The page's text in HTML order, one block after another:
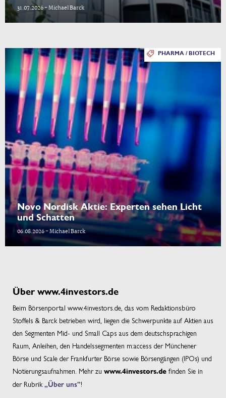
31.07.2026 - Michael Barck
PHARMA / BIOTECH
Novo Nordisk Aktie: Experten sehen Licht
und Schatten
06.08.2026 - Michael Barck
Über www.4investors.de
Beim Börsenportal www.4investors.de, das vom Redaktionsbüro
Stoffels & Barck betrieben wird, liegen die Schwerpunkte auf Aktien aus
den Segmenten Mid- und Small Caps aus dem deutschsprachigen
Raum, Anleihen, den Handelssegmenten m:access der Münchener
Börse und Scale der Frankfurter Börse sowie Börsengängen (IPOs) und
Notierungsaufnahmen. Mehr zu www.4investors.de finden Sie in
der Rubrik„Über uns”!